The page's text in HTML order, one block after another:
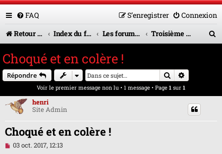
FAQ Connexion
S’enregistrer
Retour vers le site U.A.G.R.
Index du forum Les forums en service Troisième mi-temps
e
Choqué et en colère !
Répondre Rechercher
Voir le premier message non lu • 1 message • Page 1 sur 1
henri
Site Admin
Choqué et en colère !
M
03 oct. 2017, 12:13